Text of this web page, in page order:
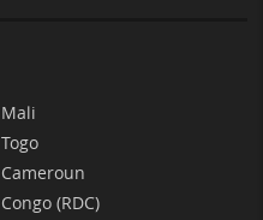
Mali
Togo
Cameroun
Congo (RDC)